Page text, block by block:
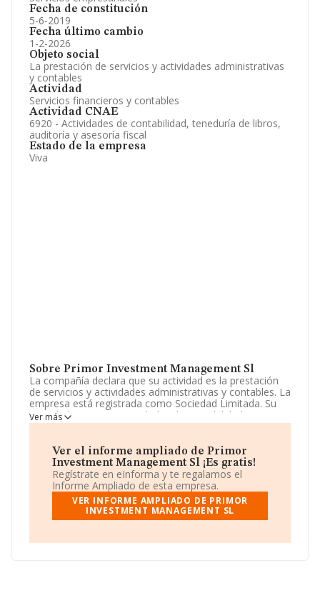
Fecha de constitución
5-6-2019
Fecha último cambio
1-2-2026
Objeto social
La prestación de servicios y actividades administrativas
y contables
Actividad
Servicios financieros y contables
Actividad CNAE
6920 - Actividades de contabilidad, teneduría de libros,
auditoría y asesoría fiscal
Estado de la empresa
Viva
Sobre Primor Investment Management Sl
La compañía declara que su actividad es la prestación
de servicios y actividades administrativas y contables. La
empresa está registrada como Sociedad Limitada. Su
actividad CNAE es 'Actividades de contabilidad,
teneduría de libros, auditoría y asesoría fiscal' con
Los empleados han aumentado un 22% y atendiendo a
los datos disponibles en INFORMA, ese número ha
estado por encima de la media de sector.
Dentro del ranking de empresas elaborado por
INFORMA, atendiendo a los niveles de facturación,
la compañía se ha posicionado 1 puesto por debajo en
Ver más
Ver el informe ampliado de Primor
Investment Management Sl ¡Es gratis!
Regístrate en eInforma y te regalamos el
Informe Ampliado de esta empresa.
VER INFORME AMPLIADO DE PRIMOR
INVESTMENT MANAGEMENT SL